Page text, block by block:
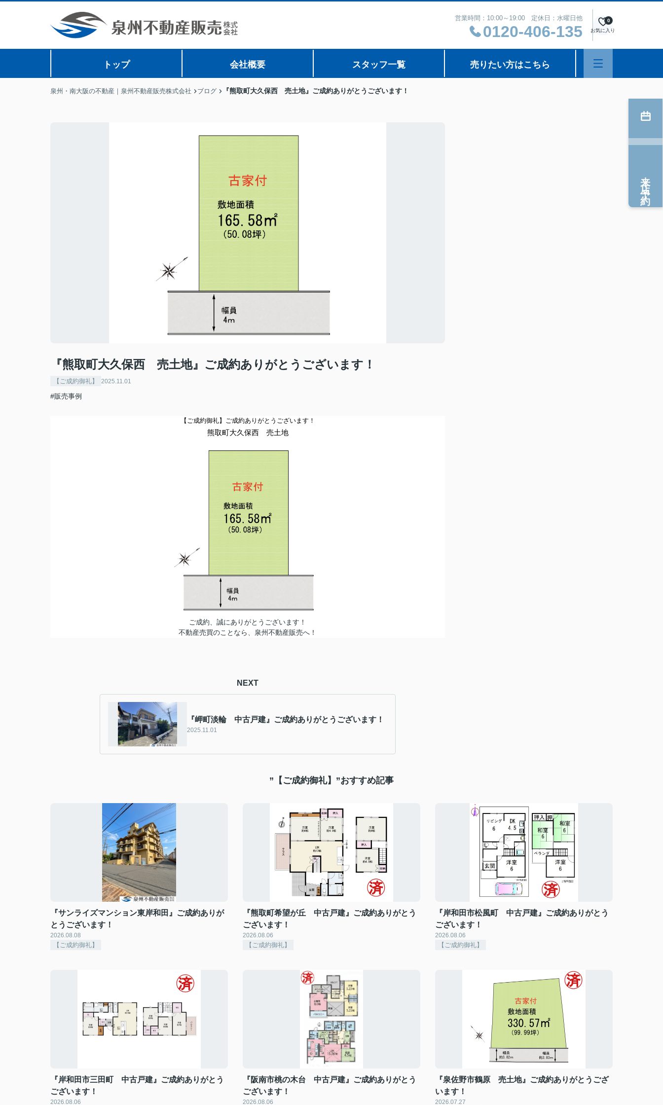
営業時間：10:00～19:00 定休日：水曜日他
0120-406-135 お気に入り
0
トップ 会社概要 スタッフ一覧 売りたい方はこちら
泉州・南大阪の不動産｜泉州不動産販売株式会社 ブログ 『熊取町大久保西 売土地』ご成約ありがとうございます！
『熊取町大久保西 売土地』ご成約ありがとうございます！
【ご成約御礼】 2025.11.01
#販売事例
【ご成約御礼】 ご成約ありがとうございます！
熊取町大久保西 売土地
ご成約、誠にありがとうございます！
不動産売買のことなら、泉州不動産販売へ！
NEXT
『岬町淡輪 中古戸建』ご成約ありがとうございます！
2025.11.01
”【ご成約御礼】”おすすめ記事
『サンライズマンション東岸和田』ご成約ありが
とうございます！
2026.08.08
【ご成約御礼】
『熊取町希望が丘 中古戸建』ご成約ありがとう
ございます！
2026.08.06
【ご成約御礼】
『岸和田市松風町 中古戸建』ご成約ありがとう
ございます！
2026.08.06
【ご成約御礼】
『岸和田市三田町 中古戸建』ご成約ありがとう
ございます！
2026.08.06
『阪南市桃の木台 中古戸建』ご成約ありがとう
ございます！
2026.08.06
『泉佐野市鶴原 売土地』ご成約ありがとうござ
います！
2026.07.27
来店予約